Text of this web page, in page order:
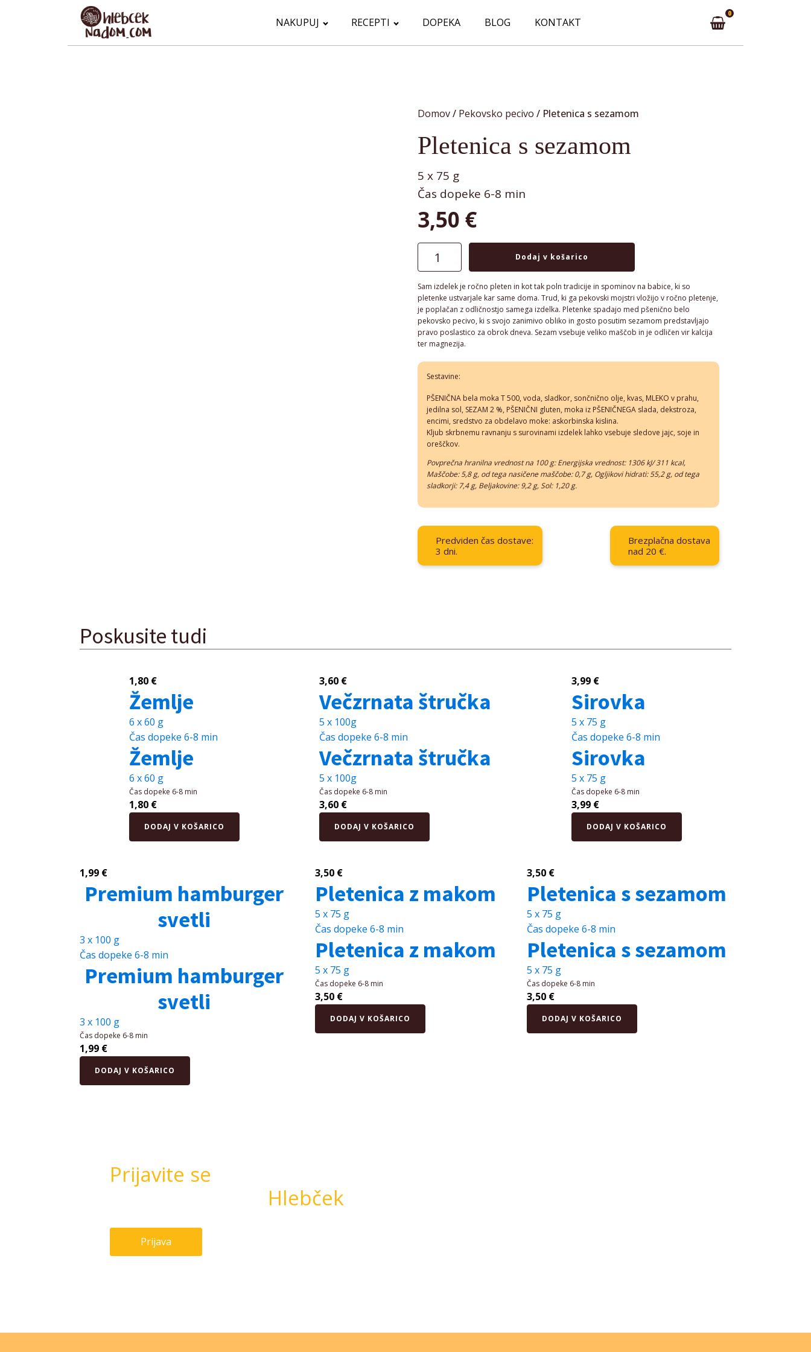
NAKUPUJ RECEPTI DOPEKA BLOG KONTAKT
0
Domov/ Pekovsko pecivo / Pletenica s sezamom
Pletenica s sezamom
5 x 75 g
Čas dopeke 6-8 min
3,50 €
Pletenica
količina
Dodaj v košarico
Sam izdelek je ročno pleten in kot tak poln tradicije in spominov na babice, ki so
pletenke ustvarjale kar same doma. Trud, ki ga pekovski mojstri vložijo v ročno pletenje,
je poplačan z odličnostjo samega izdelka. Pletenke spadajo med pšenično belo
pekovsko pecivo, ki s svojo zanimivo obliko in gosto posutim sezamom predstavljajo
pravo poslastico za obrok dneva. Sezam vsebuje veliko maščob in je odličen vir kalcija
ter magnezija.
Sestavine:
PŠENIČNA bela moka T 500, voda, sladkor, sončnično olje, kvas, MLEKO v prahu,
jedilna sol, SEZAM 2 %, PŠENIČNI gluten, moka iz PŠENIČNEGA slada, dekstroza,
encimi, sredstvo za obdelavo moke: askorbinska kislina.
Kljub skrbnemu ravnanju s surovinami izdelek lahko vsebuje sledove jajc, soje in
oreščkov.
Povprečna hranilna vrednost na 100 g: Energijska vrednost: 1306 kJ/ 311 kcal,
Maščobe: 5,8 g, od tega nasičene maščobe: 0,7 g, Ogljikovi hidrati: 55,2 g, od tega
sladkorji: 7,4 g, Beljakovine: 9,2 g, Sol: 1,20 g.
Predviden čas dostave:
3 dni.
Brezplačna dostava
nad 20 €.
Poskusite tudi
1,80 €
Žemlje
6 x 60 g
Čas dopeke 6-8 min
Žemlje
6 x 60 g
Čas dopeke 6-8 min
1,80 €
ŽemljeDODAJ V KOŠARICO
3,60 €
Večzrnata štručka
5 x 100g
Čas dopeke6-8 min
Večzrnata štručka
5 x 100g
Čas dopeke 6-8 min
3,60 €
Večzrnata
DODAJ V KOŠARICO
3,99 €
Sirovka
5 x 75 g
Čas dopeke6-8 min
Sirovka
5 x 75 g
Čas dopeke 6-8 min
3,99 €
SirovkaDODAJ V KOŠARICO
1,99 €
Premium hamburger
svetli
3 x 100 g
Čas dopeke 6-8 min
Premium hamburger
svetli
3 x 100 g
Čas dopeke 6-8 min
1,99 €
Premium
DODAJ V KOŠARICO
3,50 €
Pletenica z makom
5 x 75 g
Čas dopeke 6-8 min
Pletenica z makom
5 x 75 g
Čas dopeke 6-8 min
3,50 €
Pletenica
DODAJ V KOŠARICO
3,50 €
Pletenica s sezamom
5 x 75 g
Čas dopeke6-8 min
Pletenica s sezamom
5 x 75 g
Čas dopeke 6-8 min
3,50 €
Pletenica
DODAJ V KOŠARICO
Prijavite se
Hlebček
Prijava